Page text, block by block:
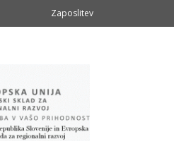
Zaposlitev